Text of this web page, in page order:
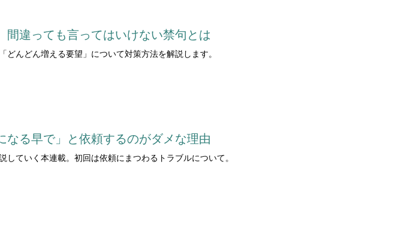
違っても言ってはいけない禁句とは
んどん増える要望」について対策方法を解説します。
る早で」と依頼するのがダメな理由
ていく本連載。初回は依頼にまつわるトラブルについて。